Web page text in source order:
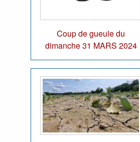
Coup de gueule du
dimanche 31 MARS 2024